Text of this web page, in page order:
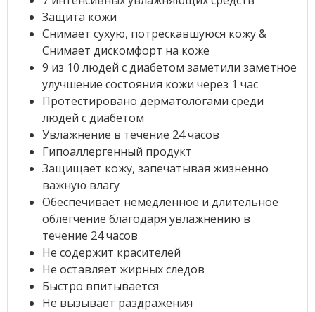
Защита кожи
Снимает сухую, потрескавшуюся кожу &
Снимает дискомфорт на коже
9 из 10 людей с диабетом заметили заметное
улучшение состояния кожи через 1 час
Протестировано дерматологами среди
людей с диабетом
Увлажнение в течение 24 часов
Гипоаллергенный продукт
Защищает кожу, запечатывая жизненно
важную влагу
Обеспечивает немедленное и длительное
облегчение благодаря увлажнению в
течение 24 часов
Не содержит красителей
Не оставляет жирных следов
Быстро впитывается
Не вызывает раздражения